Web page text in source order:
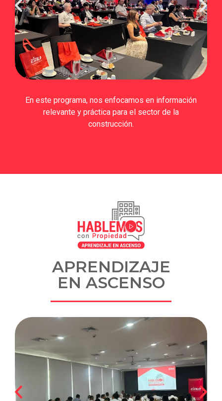
En este programa, nos enfocamos en información
relevante y práctica para el sector de la
construcción.
APRENDIZAJE
EN ASCENSO